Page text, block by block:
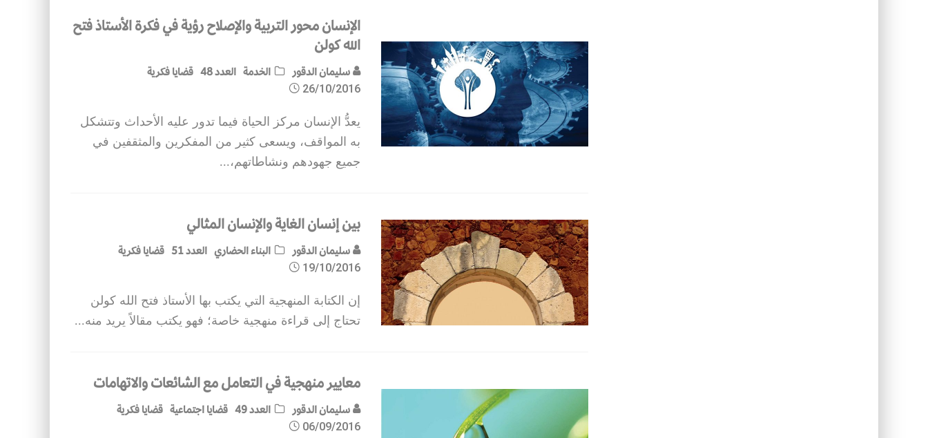
الإنسان محور التربية والإصلاح رؤية في فكرة الأستاذ فتح
الله كولن
سليمان الدقور الخدمة العدد 48
قضايا فكرية
26/10/2016
يعدُّ الإنسان مركز الحياة فيما تدور عليه الأحداث وتتشكل
به المواقف، ويسعى كثير من المفكرين والمثقفين في
جميع جهودهم ونشاطاتهم، ...
بين إنسان الغاية والإنسان المثالي
سليمان الدقور البناء الحضاري العدد 51
قضايا فكرية
19/10/2016
إن الكتابة المنهجية التي يكتب بها الأستاذ فتح الله كولن
تحتاج إلى قراءة منهجية خاصة؛ فهو يكتب مقالاً يريد منه...
معايير منهجية في التعامل مع الشائعات والاتهامات
سليمان الدقور العدد 49 قضايا اجتماعية قضايا فكرية
06/09/2016